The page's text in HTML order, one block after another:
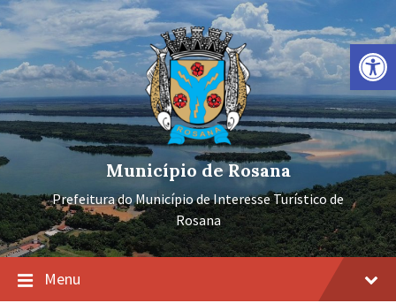
Barra de Ferramentas Aberta
Ir
para
conteúdo
Pular
para
navegação
principal
Pular
para
rodapé
Município de Rosana
Prefeitura do Município de Interesse Turístico de
Rosana
Menu